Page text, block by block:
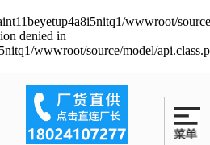
wwwroot/
denied in
wwwroot/source/model/